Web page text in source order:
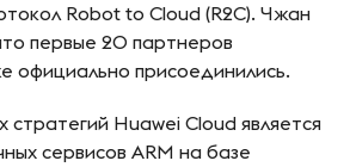
Robot to Cloud (R2C). Чжан
первые 20 партнеров
официально присоединились.
стратегий Huawei Cloud является
сервисов ARM на базе